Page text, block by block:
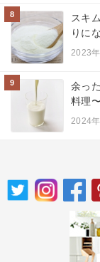
8
スキ
りに
2023
9
余っ
料理
2024